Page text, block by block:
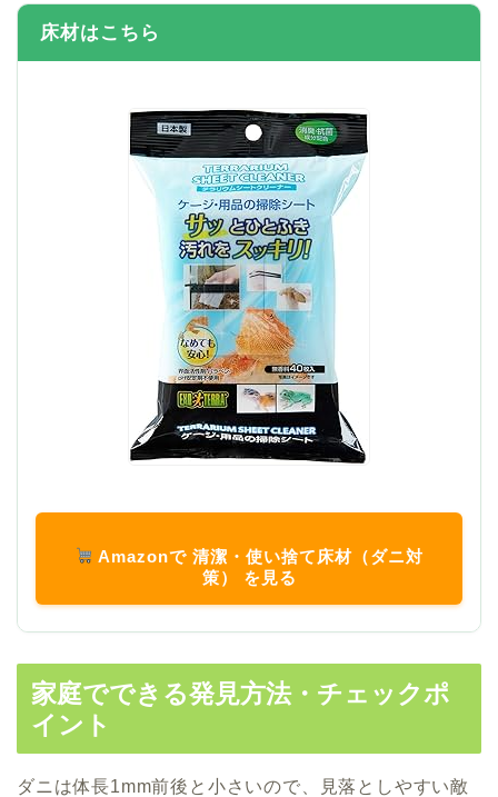
床材はこちら
Amazonで 清潔・使い捨て床材（ダニ対
策） を見る
家庭でできる発見方法・チェックポ
イント
ダニは体長1mm前後と小さいので、見落としやすい敵